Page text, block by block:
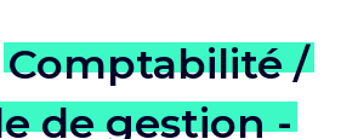
Comptabilité /
de gestion -